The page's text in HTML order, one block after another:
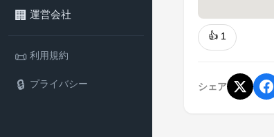
🏢 運営会社
📜 利用規約
🔒 プライバシー
👍 1
シェア